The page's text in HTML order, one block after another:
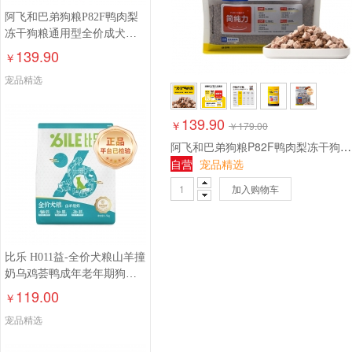
阿飞和巴弟狗粮P82F鸭肉梨
冻干狗粮通用型全价成犬老
年犬幼犬犬粮
￥ 139.90
宠品精选
比乐 H011益-全价犬粮山羊撞
奶乌鸡荟鸭成年老年期狗粮
1.5kg/6.8kg
￥ 119.00
宠品精选
￥ 139.90 ￥179.00
阿飞和巴弟狗粮P82F鸭肉梨冻干狗粮通用型全价成犬老年犬幼犬犬粮
自营 宠品精选
加入购物车